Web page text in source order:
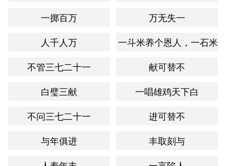
一掷百万
万无失一
人千人万
一斗米养个恩人，一石米
不管三七二十一
献可替不
白璧三献
一唱雄鸡天下白
不问三七二十一
进可替不
与年俱进
丰取刻与